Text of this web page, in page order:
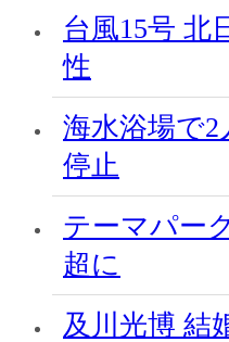
台風15号 北
性
海水浴場で2
停止
テーマパー
超に
及川光博 結